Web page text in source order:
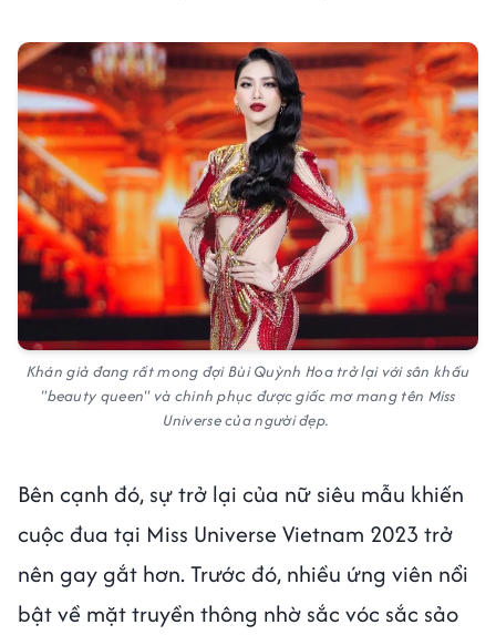
Khán giả đang rất mong đợi Bùi Quỳnh Hoa trở lại với sân khấu
"beauty queen" và chinh phục được giấc mơ mang tên Miss
Universe của người đẹp.
Bên cạnh đó, sự trở lại của nữ siêu mẫu khiến
cuộc đua tại Miss Universe Vietnam 2023 trở
nên gay gắt hơn. Trước đó, nhiều ứng viên nổi
bật về mặt truyền thông nhờ sắc vóc sắc sảo